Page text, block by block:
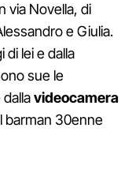
via Novella, di
e Giulia.
di lei e dalla
sue le
videocamera
barman 30enne